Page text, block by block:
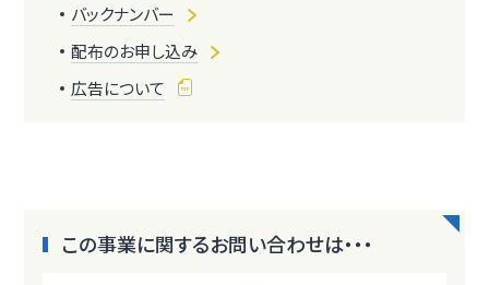
バックナンバー
配布のお申し込み
広告について
この事業に関するお問い合わせは・・・